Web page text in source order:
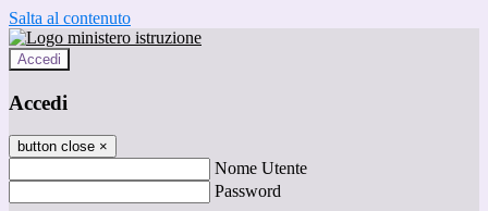
Salta al contenuto
Accedi
Accedi
button close ×
Nome Utente
Password